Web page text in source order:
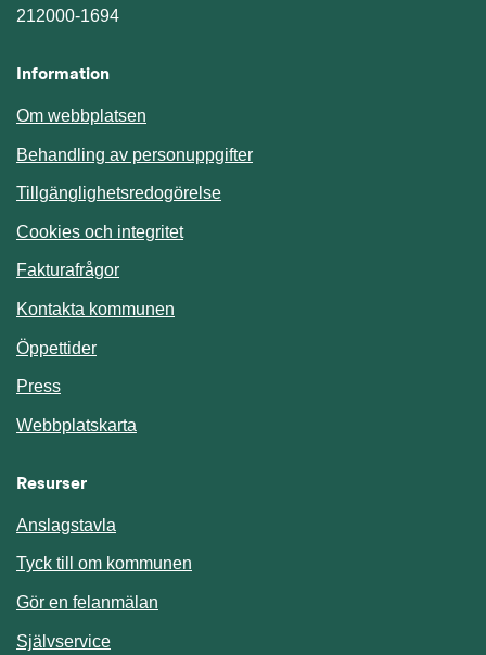
212000-1694
Information
Om webbplatsen
Behandling av personuppgifter
Tillgänglighetsredogörelse
Cookies och integritet
Fakturafrågor
Kontakta kommunen
Öppettider
Press
Webbplatskarta
Resurser
Anslagstavla
Tyck till om kommunen
Gör en felanmälan
SjälvserviceLänk till annan webbplats.